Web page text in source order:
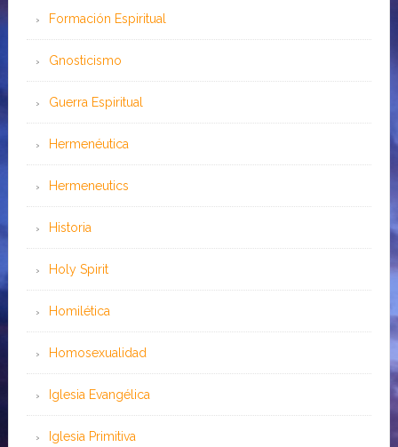
Formación Espiritual
Gnosticismo
Guerra Espiritual
Hermenéutica
Hermeneutics
Historia
Holy Spirit
Homilética
Homosexualidad
Iglesia Evangélica
Iglesia Primitiva